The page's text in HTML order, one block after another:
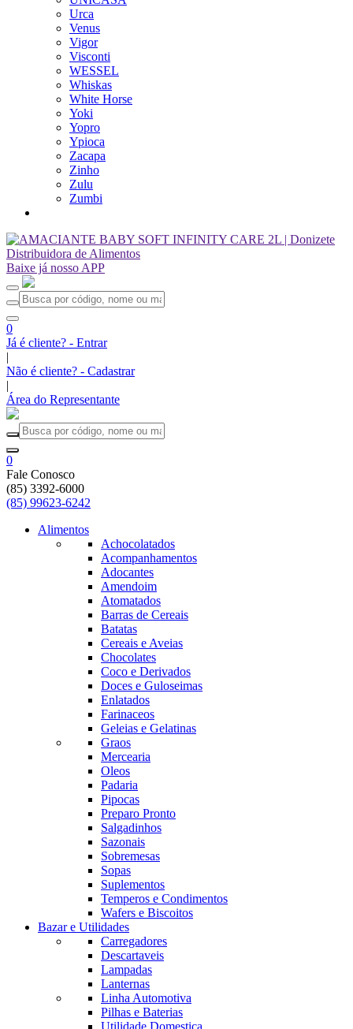
Urca
Venus
Vigor
Visconti
WESSEL
Whiskas
White Horse
Yoki
Yopro
Ypioca
Zacapa
Zinho
Zulu
Zumbi
Baixe já nosso APP
0
Já é cliente? - Entrar
|
Não é cliente? - Cadastrar
|
Área do Representante
0
Fale Conosco
(85) 3392-6000
(85) 99623-6242
Alimentos
Achocolatados
Acompanhamentos
Adocantes
Amendoim
Atomatados
Barras de Cereais
Batatas
Cereais e Aveias
Chocolates
Coco e Derivados
Doces e Guloseimas
Enlatados
Farinaceos
Geleias e Gelatinas
Graos
Mercearia
Oleos
Padaria
Pipocas
Preparo Pronto
Salgadinhos
Sazonais
Sobremesas
Sopas
Suplementos
Temperos e Condimentos
Wafers e Biscoitos
Bazar e Utilidades
Carregadores
Descartaveis
Lampadas
Lanternas
Linha Automotiva
Pilhas e Baterias
Utilidade Domestica